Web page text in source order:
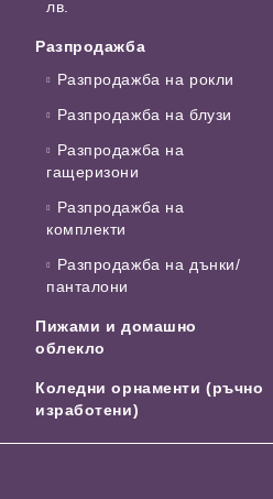
лв.
Разпродажба
Разпродажба на рокли
Разпродажба на блузи
Разпродажба на
гащеризони
Разпродажба на
комплекти
Разпродажба на дънки/
панталони
Пижами и домашно
облекло
Коледни орнаменти (ръчно
изработени)